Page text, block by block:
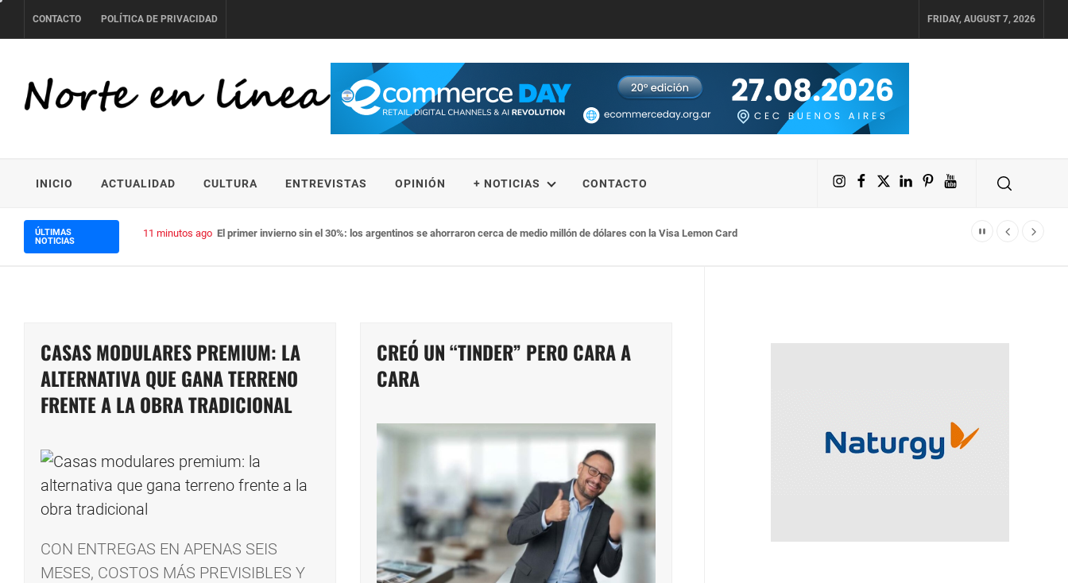
to
CONTACTO POLÍTICA DE PRIVACIDAD FRIDAY, AUGUST 7, 2026
INICIO ACTUALIDAD CULTURA ENTREVISTAS OPINIÓN + NOTICIAS CONTACTO Instagram
Facebook
X LinkedIn
PinterestYouTube
ÚLTIMAS
NOTICIAS
15 minutos ago Cencosud avanza en su estrategia de ecosistema omnicanal multiformato alcanzando récord de 31 millones de clientes activos fidelizados
CASAS MODULARES PREMIUM: LA
ALTERNATIVA QUE GANA TERRENO
FRENTE A LA OBRA TRADICIONAL
CON ENTREGAS EN APENAS SEIS
MESES, COSTOS MÁS PREVISIBLES Y
CREÓ UN “TINDER” PERO CARA A
CARA